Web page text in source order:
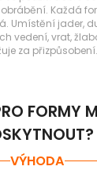
Každá
Umístění jader,
vedení, vrat,
za přizpůsobení.
FORMY
VÝHODA